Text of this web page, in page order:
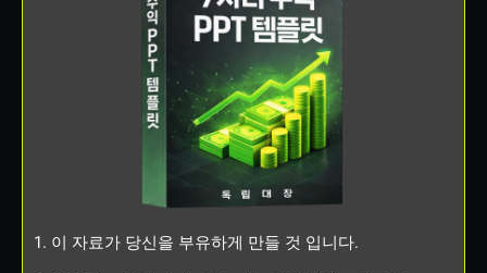
1. 이 자료가 당신을 부유하게 만들 것 입니다.